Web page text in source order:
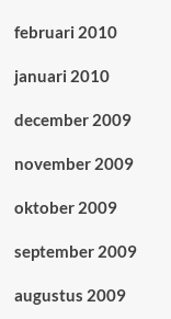
februari 2010
januari 2010
december 2009
november 2009
oktober 2009
september 2009
augustus 2009